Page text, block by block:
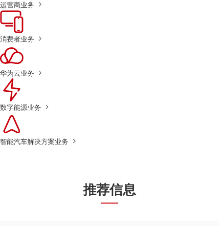
运营商业务
消费者业务
华为云业务
数字能源业务
智能汽车解决方案业务
推荐信息